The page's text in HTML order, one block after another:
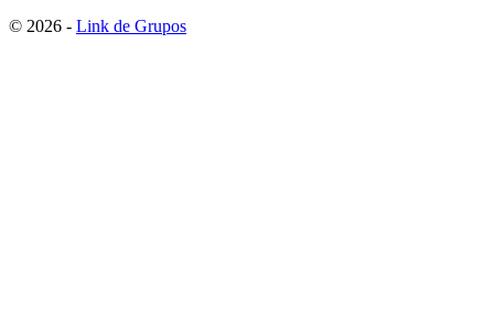
© 2026 - Link de Grupos